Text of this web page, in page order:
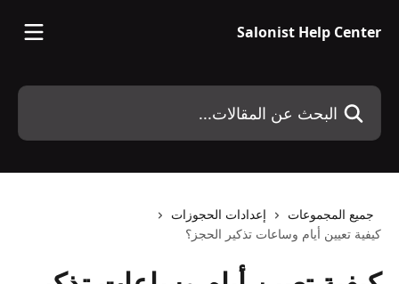
Salonist Help Center
البحث عن المقالات...
جميع المجموعات
إعدادات الحجوزات
كيفية تعيين أيام وساعات تذكير الحجز؟